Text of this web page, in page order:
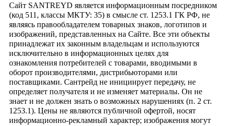
Сайт SANTREYD является информационным посредником
(код 511, классы МКТУ: 35) в смысле ст. 1253.1 ГК РФ, не
являясь правообладателем товарных знаков, логотипов и
изображений, представленных на Сайте. Все эти объекты
принадлежат их законным владельцам и используются
исключительно в информационных целях для
ознакомления потребителей с товарами, вводимыми в
оборот производителями, дистрибьюторами или
поставщиками. Сантрейд не инициирует передачу, не
определяет получателя и не изменяет материалы. Он не
знает и не должен знать о возможных нарушениях (п. 2 ст.
1253.1). Цены не являются публичной офертой, носят
информационно-рекламный характер; изображения могут